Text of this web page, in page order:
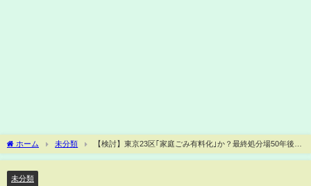
ホーム 未分類
【検討】東京23区｢家庭ごみ有料化｣か？最終処分場50年後は
不透明【めざまし８ニュース】
未分類